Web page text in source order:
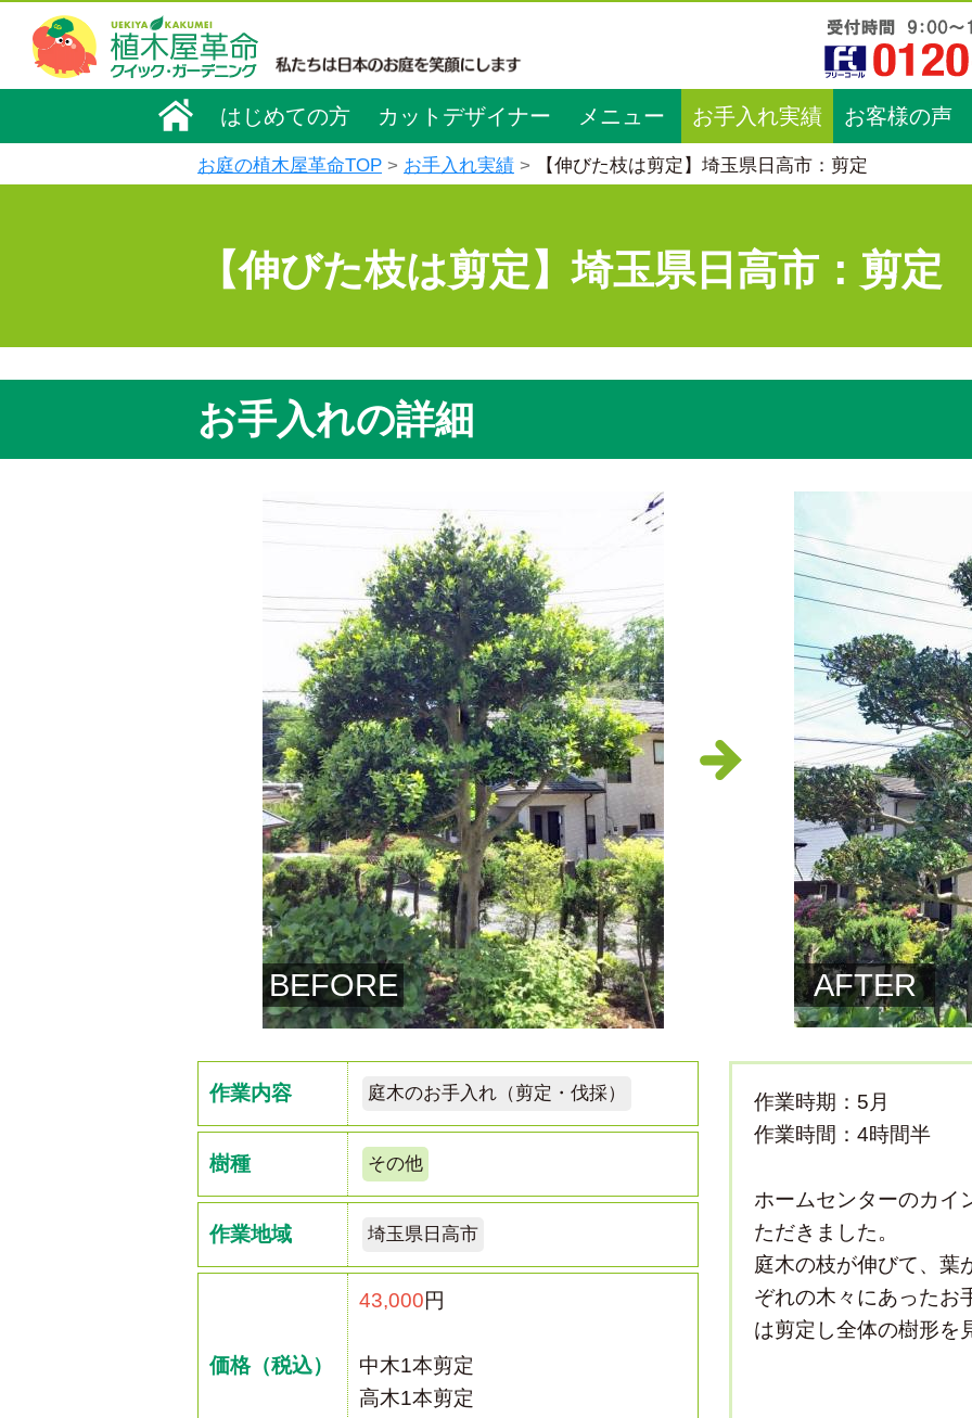
はじめての方 カットデザイナー メニュー お手入れ実績 お客様の声
お庭の植木屋革命TOP お手入れ実績 【伸びた枝は剪定】埼玉県日高市：剪定
【伸びた枝は剪定】埼玉県日高市：剪定
お手入れの詳細
BEFORE AFTER
作業内容 庭木のお手入れ（剪定・伐採）
樹種 その他
作業地域 埼玉県日高市
価格（税込）
43,000円
中木1本剪定
高木1本剪定
作業時期：5月
作業時間：4時間半
ホームセンターのカイ
ただきました。
庭木の枝が伸びて、葉
ぞれの木々にあったお
は剪定し全体の樹形を